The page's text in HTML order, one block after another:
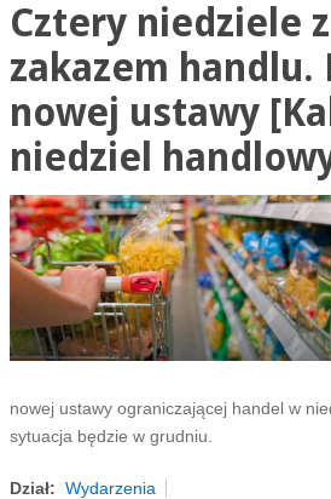
Cztery niedziele
zakazem handlu.
nowej ustawy
niedziel
nowej ustawy ograniczającej handel w
sytuacja będzie w grudniu.
Dział: Wydarzenia